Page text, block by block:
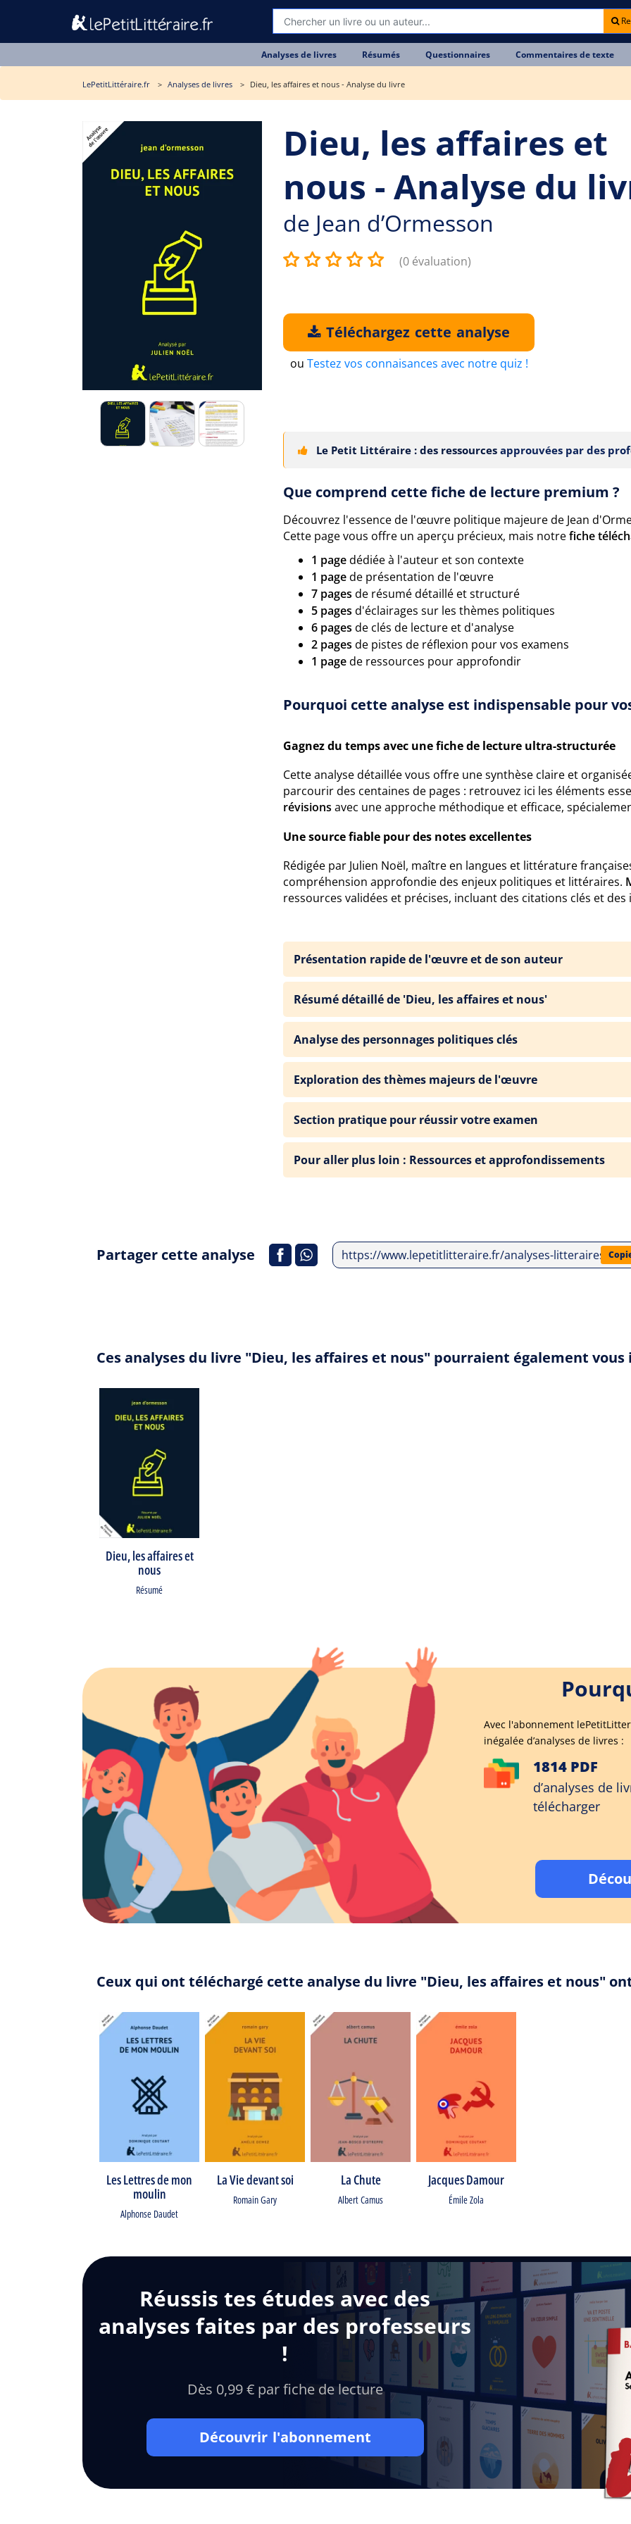
Analyses de livres Résumés Questionnaires Commentaires de texte
LePetitLittéraire.fr Analyses de livres Dieu, les affaires et nous - Analyse du livre
Dieu, les affaires et
nous - Analyse du
de Jean d’Ormesson
(0 évaluation)
Téléchargez cette analyse
ou Testez vos connaisances avec notre quiz !
Le Petit Littéraire : des ressources approuvées par des
Que comprend cette fiche de lecture premium ?
Découvrez l'essence de l'œuvre politique majeure de Jean
Cette page vous offre un aperçu précieux, mais notrefiche
1 pagedédiée à l'auteur et son contexte
1 pagede présentation de l'œuvre
7 pages de résumé détaillé et structuré
5 pages d'éclairages sur les thèmes politiques
6 pages de clés de lecture et d'analyse
2 pages de pistes de réflexion pour vos examens
1 pagede ressources pour approfondir
Pourquoi cette analyse est indispensable pour
Gagnez du temps avec une fiche de lecture ultra-structurée
Cette analyse détaillée vous offre une synthèse claire et
parcourir des centaines de pages : retrouvez ici les éléments
révisions avec une approche méthodique et efficace,
Une source fiable pour des notes excellentes
Rédigée par Julien Noël, maître en langues et littérature
compréhension approfondie des enjeux politiques et littéraires.
ressources validées et précises, incluant des citations clés et
Présentation rapide de l'œuvre et de son auteur
Résumé détaillé de 'Dieu, les affaires et nous'
Analyse des personnages politiques clés
Exploration des thèmes majeurs de l'œuvre
Section pratique pour réussir votre examen
Pour aller plus loin : Ressources et approfondissements
Partager cette analyse https://www.lepetitlitteraire.fr/analyses-litteraires/
Ces analyses du livre "Dieu, les affaires et nous" pourraient également
Dieu, les affaires et
nous
Résumé
Avec l'abonnement
inégalée d’analyses de livres :
1814 PDF
d’analyses de
télécharger
Ceux qui ont téléchargé cette analyse du livre "Dieu, les affaires et nous"
Les Lettres de mon
moulin
Alphonse Daudet
La Vie devant soi
Romain Gary
La Chute
Albert Camus
Jacques Damour
Émile Zola
Réussis tes études avec des
analyses faites par des professeurs
!
Dès 0,99 € par fiche de lecture
Découvrir l'abonnement